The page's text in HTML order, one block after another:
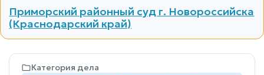
Приморский районный суд г. Новороссийска
(Краснодарский край)
Категория дела